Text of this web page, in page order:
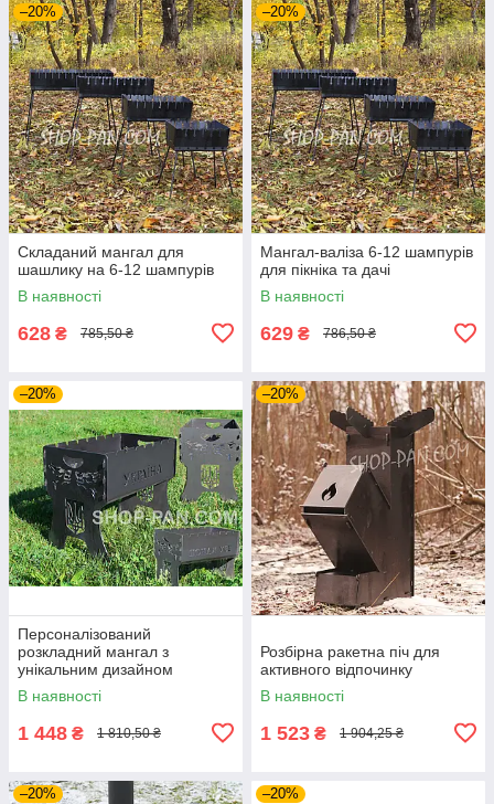
–20%
Складаний мангал для
шашлику на 6-12 шампурів
В наявності
628 ₴ 785,50 ₴
–20%
Мангал-валіза 6-12 шампурів
для пікніка та дачі
В наявності
629 ₴ 786,50 ₴
–20%
Персоналізований
розкладний мангал з
унікальним дизайном
В наявності
1 448 ₴ 1 810,50 ₴
–20%
Розбірна ракетна піч для
активного відпочинку
В наявності
1 523 ₴ 1 904,25 ₴
–20% –20%